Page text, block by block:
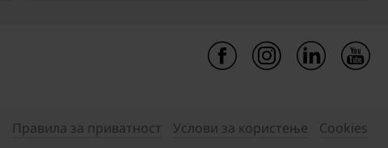
Правила за приватност Услови за користење
Cookies